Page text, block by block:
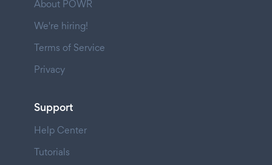
About POWR
We're hiring!
Terms of Service
Privacy
Support
Help Center
Tutorials